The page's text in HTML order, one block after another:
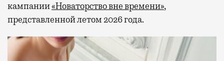
кампании«Новаторство вне времени»,
представленной летом 2026 года.